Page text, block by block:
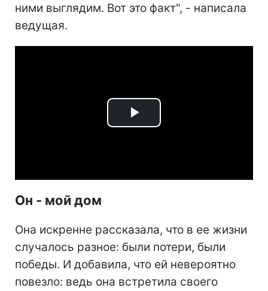
ними выглядим. Вот это факт", - написала
ведущая.
Play
Он - мой дом
Она искренне рассказала, что в ее жизни
случалось разное: были потери, были
победы. И добавила, что ей невероятно
повезло: ведь она встретила своего